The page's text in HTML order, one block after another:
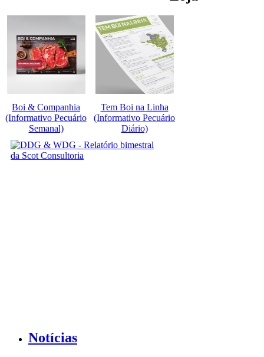
Boi & Companhia
(Informativo Pecuário
Semanal)
Tem Boi na Linha
(Informativo Pecuário
Diário)
Notícias